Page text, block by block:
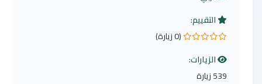
التقييم:
0.0 من 5 نجوم
(0 زيارة)
الزيارات:
539 زيارة